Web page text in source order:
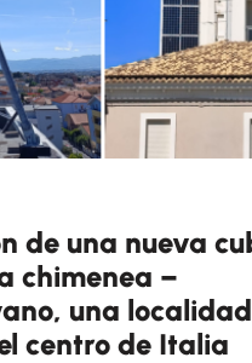
de una nueva
chimenea –
una localidad
centro de Italia